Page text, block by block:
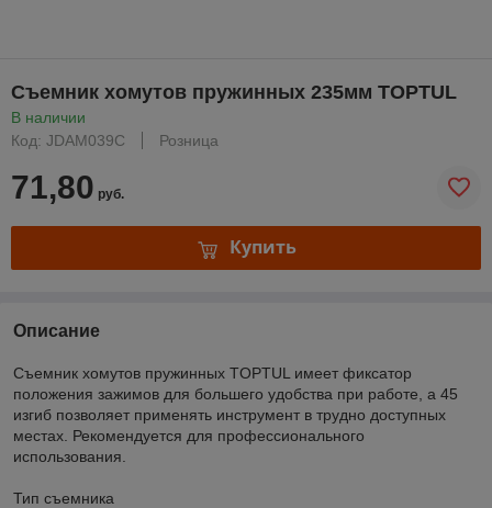
Съемник хомутов пружинных 235мм TOPTUL
В наличии
Код: JDAM039C
Розница
71,80 руб.
Купить
Описание
Съемник хомутов пружинных TOPTUL имеет фиксатор
положения зажимов для большего удобства при работе, а 45
изгиб позволяет применять инструмент в трудно доступных
местах. Рекомендуется для профессионального
использования.
Тип съемника